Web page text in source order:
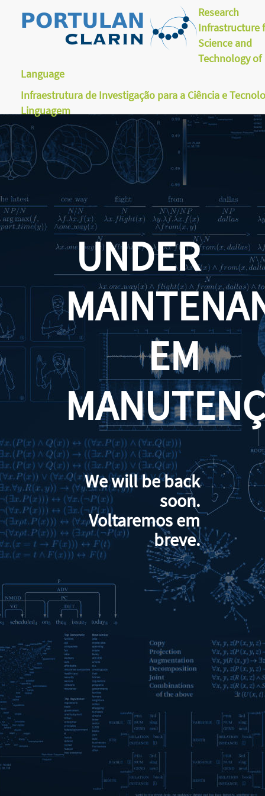
Research
Infrastructure
Science and
Technology of
Language
Infraestrutura de Investigação para a Ciência e
Linguagem
UNDER
EM
We will be back
soon.
Voltaremos em
breve.